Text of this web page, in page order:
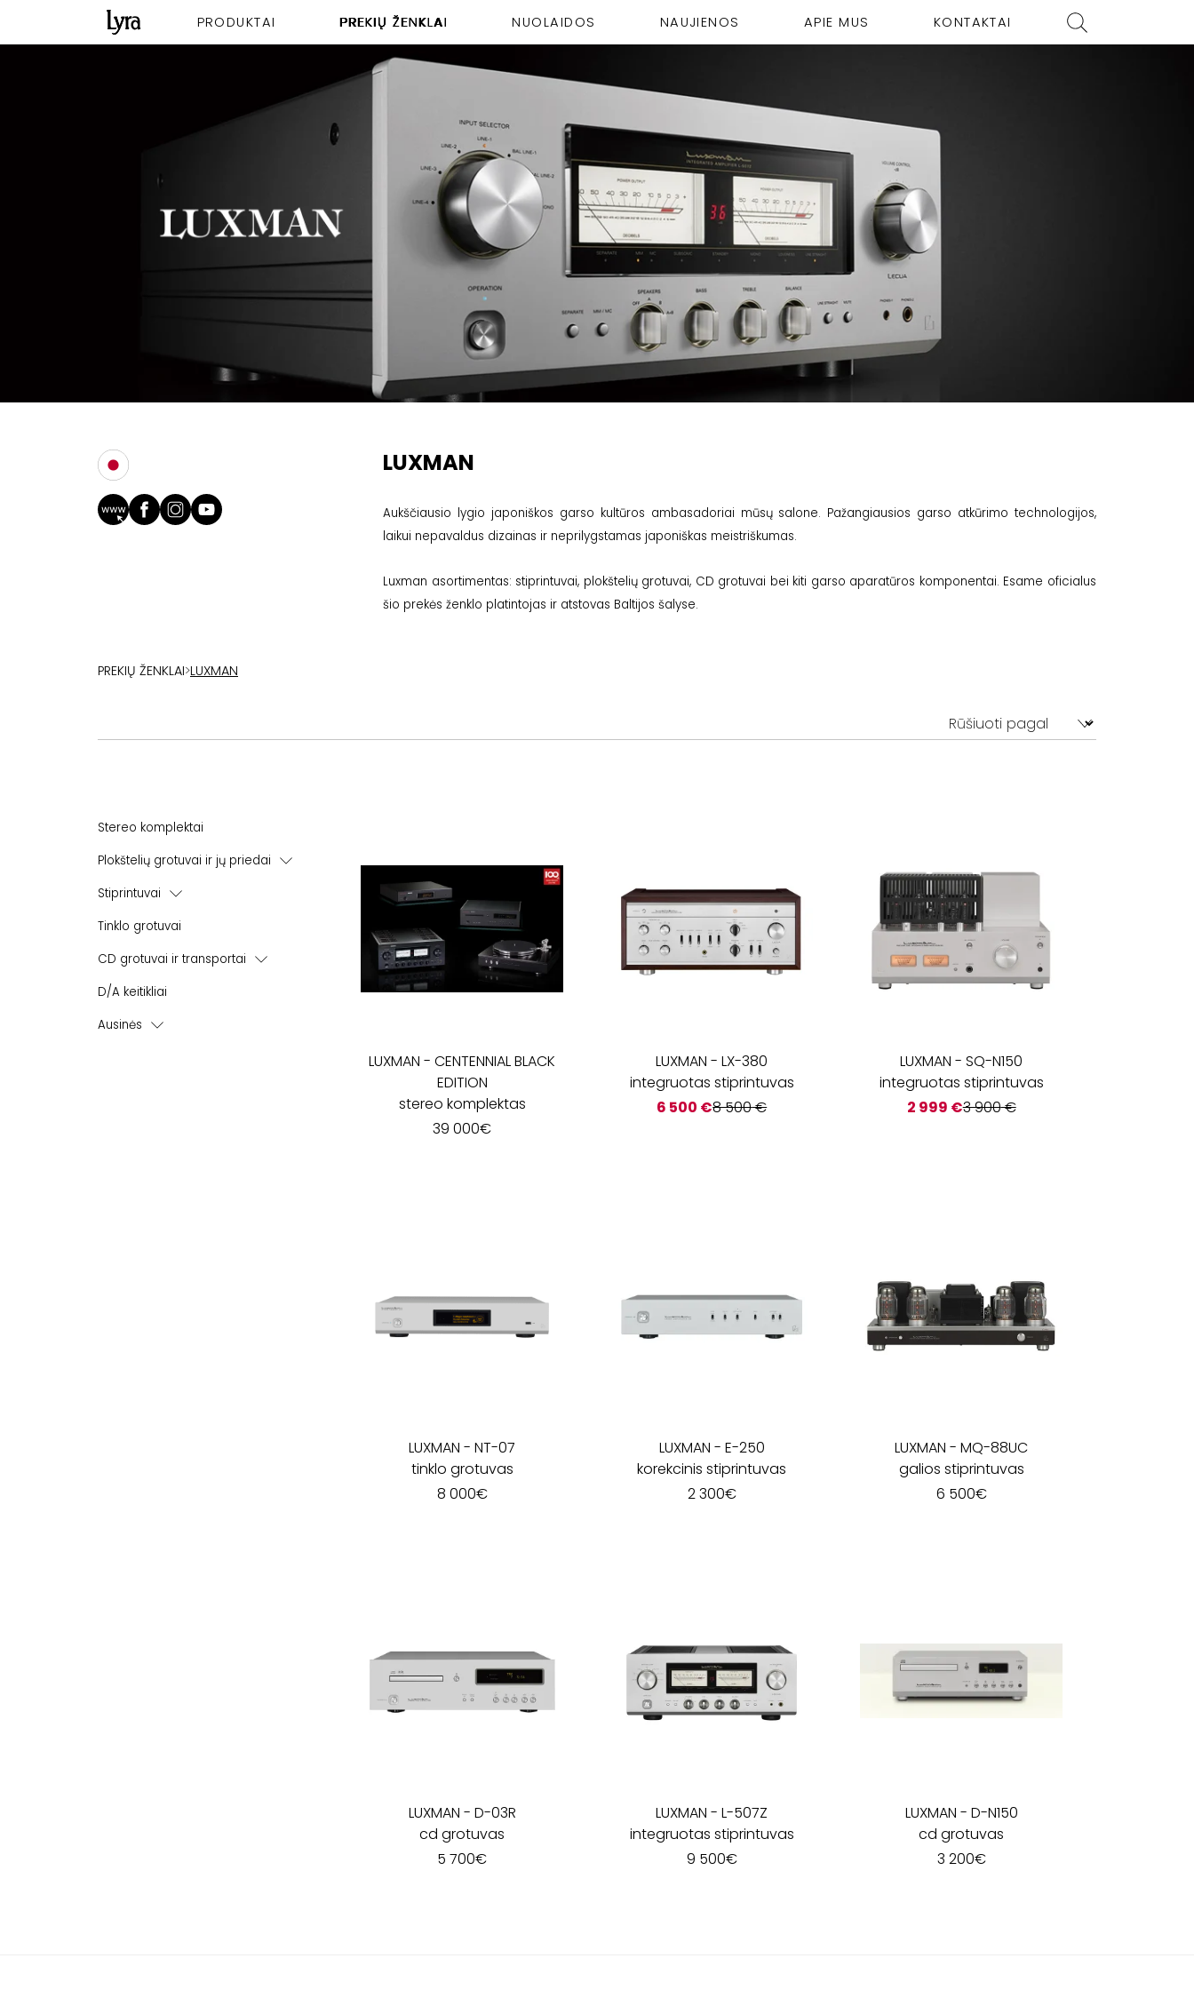
PRODUKTAI PREKIŲ ŽENKLAI NUOLAIDOS NAUJIENOS APIE MUS KONTAKTAI
LUXMAN
Aukščiausio lygio japoniškos garso kultūros ambasadoriai mūsų salone. Pažangiausios garso atkūrimo technologijos,
laikui nepavaldus dizainas ir neprilygstamas japoniškas meistriškumas.
Luxman asortimentas: stiprintuvai, plokštelių grotuvai, CD grotuvai bei kiti garso aparatūros komponentai. Esame oficialus
šio prekės ženklo platintojas ir atstovas Baltijos šalyse.
PREKIŲ ŽENKLAI>LUXMAN
Stereo komplektai
Plokštelių grotuvai ir jų priedai
Plokštelių grotuvai - patefonai
Korekciniai stiprintuvai
Stiprintuvai
Integruoti stiprintuvai
Pradiniai stiprintuvai
Tinklo grotuvai
CD grotuvai ir transportai
CD grotuvai
D/A keitikliai
Ausinės
LUXMAN -CENTENNIAL BLACK
EDITION
stereo komplektas
39 000€
LUXMAN -LX-380
integruotas stiprintuvas
6 500 €8 500€
LUXMAN -SQ-N150
integruotas stiprintuvas
2 999 €3 900€
LUXMAN -NT-07
tinklo grotuvas
8 000€
LUXMAN - E-250
korekcinis stiprintuvas
2 300€
LUXMAN -MQ-88UC
galios stiprintuvas
6 500€
LUXMAN - D-03R
cd grotuvas
5 700€
LUXMAN -L-507Z
integruotas stiprintuvas
9 500€
LUXMAN - D-N150
cd grotuvas
3 200€